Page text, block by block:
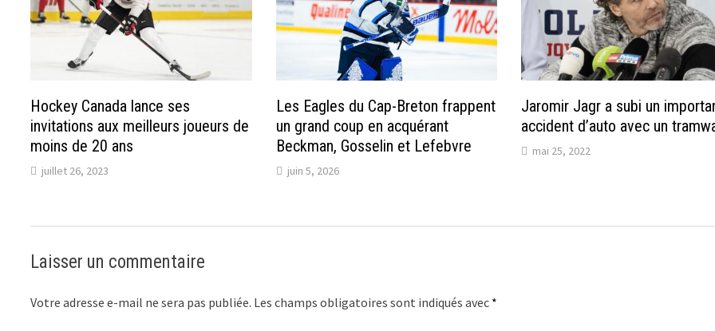
Hockey Canada lance ses
invitations aux meilleurs joueurs de
moins de 20 ans
juillet 26, 2023
Les Eagles du Cap-Breton frappent
un grand coup en acquérant
Beckman, Gosselin et Lefebvre
juin 5, 2026
Jaromir Jagr a subi un
accident d’auto avec un
mai 25, 2022
Laisser un commentaire
Votre adresse e-mail ne sera pas publiée. Les champs obligatoires sont indiqués avec *